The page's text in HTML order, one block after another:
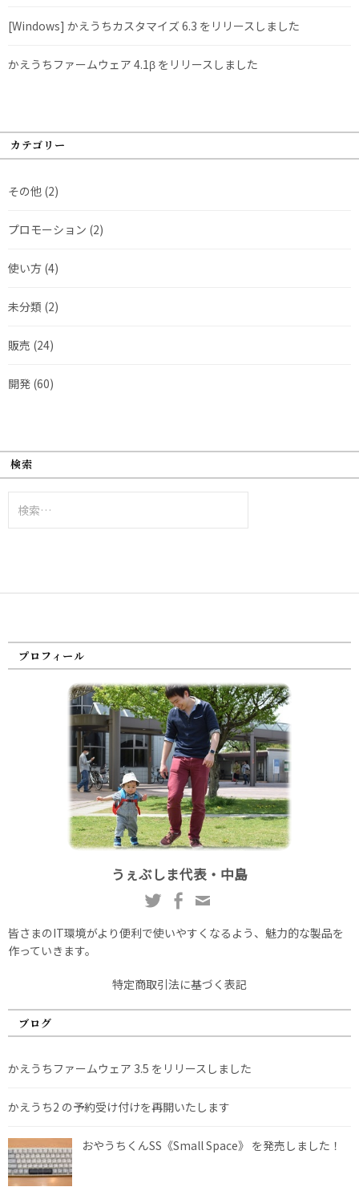
[Windows] かえうちカスタマイズ 6.3 をリリースしました
かえうちファームウェア 4.1β をリリースしました
カテゴリー
その他 (2)
プロモーション (2)
使い方 (4)
未分類 (2)
販売 (24)
開発 (60)
検索
索:
プロフィール
うぇぶしま代表・中島
皆さまのIT環境がより便利で使いやすくなるよう、魅力的な製品を
作っていきます。
特定商取引法に基づく表記
ブログ
かえうちファームウェア 3.5 をリリースしました
かえうち2 の予約受け付けを再開いたします
おやうちくんSS《Small Space》 を発売しました！